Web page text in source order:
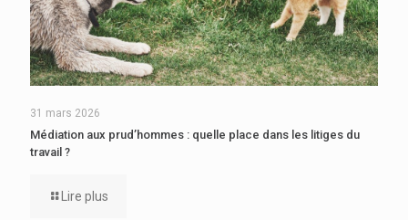
31 mars 2026
Médiation aux prud’hommes : quelle place dans les litiges du
travail ?
Lire plus